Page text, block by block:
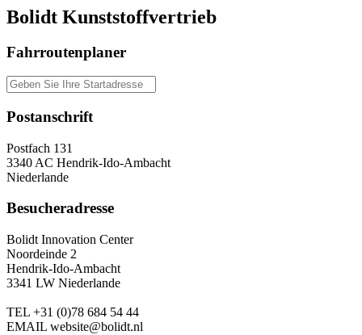
Bolidt Kunststoffvertrieb
Fahrroutenplaner
Postanschrift
Postfach 131
3340 AC Hendrik-Ido-Ambacht
Niederlande
Besucheradresse
Bolidt Innovation Center
Noordeinde 2
Hendrik-Ido-Ambacht
3341 LW Niederlande
TEL +31 (0)78 684 54 44
EMAIL website@bolidt.nl